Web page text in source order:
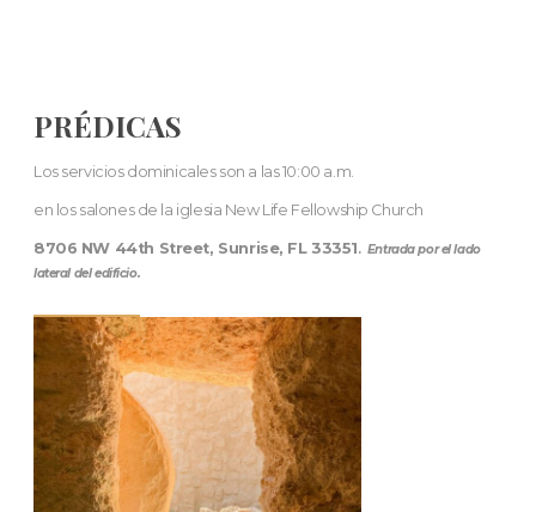
PRÉDICAS
Los servicios dominicales son a las 10:00 a.m.
en los salones de la iglesia New Life Fellowship Church
8706 NW 44th Street, Sunrise, FL 33351. Entrada por el lado
lateral del edificio.